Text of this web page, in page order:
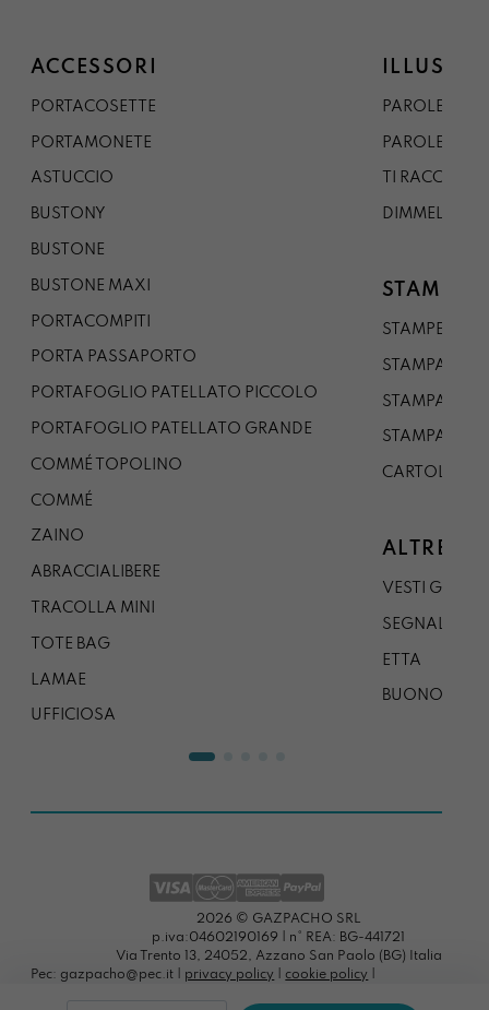
ACCESSORI
PORTACOSETTE
PORTAMONETE
ASTUCCIO
BUSTONY
BUSTONE
BUSTONE MAXI
PORTACOMPITI
PORTA PASSAPORTO
PORTAFOGLIO PATELLATO PICCOLO
PORTAFOGLIO PATELLATO GRANDE
COMMÉ TOPOLINO
COMMÉ
ZAINO
ABRACCIALIBERE
TRACOLLA MINI
TOTE BAG
LAMAE
UFFICIOSA
PAROLE DAL
PAROLE DA
TI
DIMMELO
STAMPE
STAMPE A5
STAMPA A3
STAMPA A1
STAMPA A0
CARTOLINA
ALTRE
VESTI
SEGNALIBRO
ETTA
BUONO
2026 © GAZPACHO SRL
p.iva:04602190169 | n° REA: BG-441721
Via Trento 13, 24052, Azzano San Paolo (BG) Italia
Pec: gazpacho@pec.it | privacy policy cookie policy